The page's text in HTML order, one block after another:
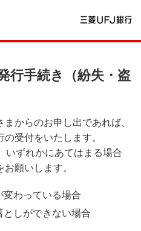
行手続き（紛失・盗
からのお申し出であれば、
受付をいたします。
いずれかにあてはまる場合
願いします。
変わっている場合
しができない場合